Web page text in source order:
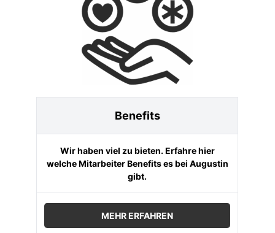
Benefits
Wir haben viel zu bieten. Erfahre hier
welche Mitarbeiter Benefits es bei Augustin
gibt.
MEHR ERFAHREN